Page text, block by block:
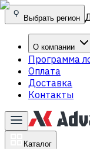
Выбрать регион
О компании
Программа
Оплата
Доставка
Контакты
Каталог